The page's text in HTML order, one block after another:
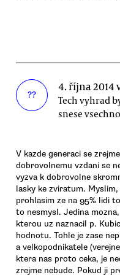
??
4. října 2014
Tech vyhrad
snese
V kazde generaci se
dobrovolnemu vzdani se
vyzva k dobrovolne
lasky ke zviratum.
prohlasim ze na 95% lidi
to nesmysl. Jedina
kterou uz naznacil p.
hodnotu. Tohle je zase
a velkopodnikatele
ktera nas proto ceka, je
zrejme nebude. Pokud ji